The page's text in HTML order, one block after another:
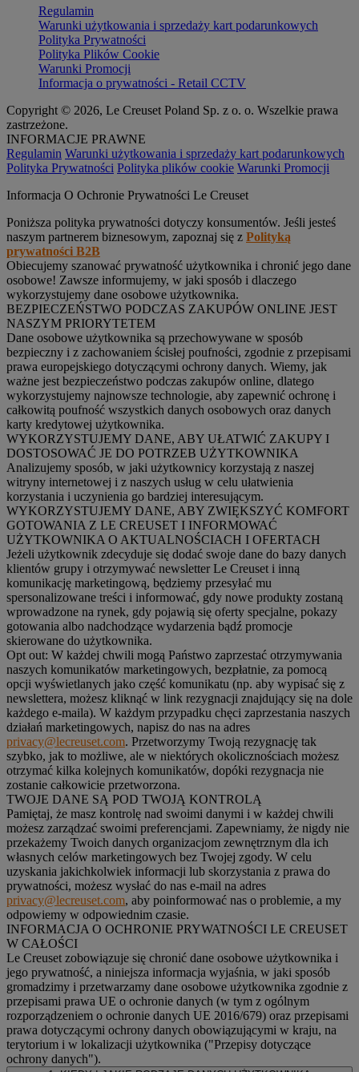
Regulamin
Warunki użytkowania i sprzedaży kart podarunkowych
Polityka Prywatności
Polityka Plików Cookie
Warunki Promocji
Informacja o prywatności - Retail CCTV
Copyright © 2026, Le Creuset Poland Sp. z o. o. Wszelkie prawa
zastrzeżone.
INFORMACJE PRAWNE
Regulamin Warunki użytkowania i sprzedaży kart podarunkowych
Polityka Prywatności Polityka plików cookie Warunki Promocji
Informacja O Ochronie Prywatności Le Creuset
Poniższa polityka prywatności dotyczy konsumentów. Jeśli jesteś
naszym partnerem biznesowym, zapoznaj się z Polityką
prywatności B2B
Obiecujemy szanować prywatność użytkownika i chronić jego dane
osobowe! Zawsze informujemy, w jaki sposób i dlaczego
wykorzystujemy dane osobowe użytkownika.
BEZPIECZEŃSTWO PODCZAS ZAKUPÓW ONLINE JEST
NASZYM PRIORYTETEM
Dane osobowe użytkownika są przechowywane w sposób
bezpieczny i z zachowaniem ścisłej poufności, zgodnie z przepisami
prawa europejskiego dotyczącymi ochrony danych. Wiemy, jak
ważne jest bezpieczeństwo podczas zakupów online, dlatego
wykorzystujemy najnowsze technologie, aby zapewnić ochronę i
całkowitą poufność wszystkich danych osobowych oraz danych
karty kredytowej użytkownika.
WYKORZYSTUJEMY DANE, ABY UŁATWIĆ ZAKUPY I
DOSTOSOWAĆ JE DO POTRZEB UŻYTKOWNIKA
Analizujemy sposób, w jaki użytkownicy korzystają z naszej
witryny internetowej i z naszych usług w celu ułatwienia
korzystania i uczynienia go bardziej interesującym.
WYKORZYSTUJEMY DANE, ABY ZWIĘKSZYĆ KOMFORT
GOTOWANIA Z LE CREUSET I INFORMOWAĆ
UŻYTKOWNIKA O AKTUALNOŚCIACH I OFERTACH
Jeżeli użytkownik zdecyduje się dodać swoje dane do bazy danych
klientów grupy i otrzymywać newsletter Le Creuset i inną
komunikację marketingową, będziemy przesyłać mu
spersonalizowane treści i informować, gdy nowe produkty zostaną
wprowadzone na rynek, gdy pojawią się oferty specjalne, pokazy
gotowania albo nadchodzące wydarzenia bądź promocje
skierowane do użytkownika.
Opt out: W każdej chwili mogą Państwo zaprzestać otrzymywania
naszych komunikatów marketingowych, bezpłatnie, za pomocą
opcji wyświetlanych jako część komunikatu (np. aby wypisać się z
newslettera, możesz kliknąć w link rezygnacji znajdujący się na dole
każdego e-maila). W każdym przypadku chęci zaprzestania naszych
działań marketingowych, napisz do nas na adres
privacy@lecreuset.com. Przetworzymy Twoją rezygnację tak
szybko, jak to możliwe, ale w niektórych okolicznościach możesz
otrzymać kilka kolejnych komunikatów, dopóki rezygnacja nie
zostanie całkowicie przetworzona.
TWOJE DANE SĄ POD TWOJĄ KONTROLĄ
Pamiętaj, że masz kontrolę nad swoimi danymi i w każdej chwili
możesz zarządzać swoimi preferencjami. Zapewniamy, że nigdy nie
przekażemy Twoich danych organizacjom zewnętrznym dla ich
własnych celów marketingowych bez Twojej zgody. W celu
uzyskania jakichkolwiek informacji lub skorzystania z prawa do
prywatności, możesz wysłać do nas e-mail na adres
privacy@lecreuset.com, aby poinformować nas o problemie, a my
odpowiemy w odpowiednim czasie.
INFORMACJA O OCHRONIE PRYWATNOŚCI LE CREUSET
W CAŁOŚCI
Le Creuset zobowiązuje się chronić dane osobowe użytkownika i
jego prywatność, a niniejsza informacja wyjaśnia, w jaki sposób
gromadzimy i przetwarzamy dane osobowe użytkownika zgodnie z
przepisami prawa UE o ochronie danych (w tym z ogólnym
rozporządzeniem o ochronie danych UE 2016/679) oraz przepisami
prawa dotyczącymi ochrony danych obowiązującymi w kraju, na
terytorium i w lokalizacji użytkownika ("Przepisy dotyczące
ochrony danych").